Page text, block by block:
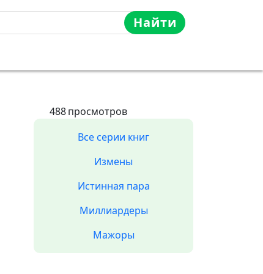
Найти
488просмотров
Все серии книг
Измены
Истинная пара
Миллиардеры
Мажоры